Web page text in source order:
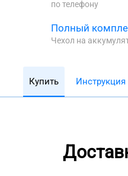
по телефону
Полный
Чехол на
Купить Инструкция